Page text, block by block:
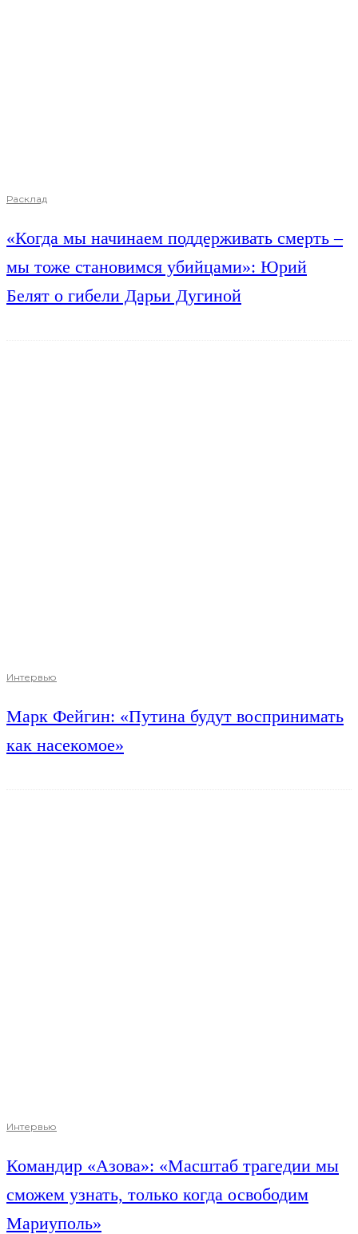
Расклад
«Когда мы начинаем поддерживать смерть –
мы тоже становимся убийцами»: Юрий
Белят о гибели Дарьи Дугиной
Интервью
Марк Фейгин: «Путина будут воспринимать
как насекомое»
Интервью
Командир «Азова»: «Масштаб трагедии мы
сможем узнать, только когда освободим
Мариуполь»